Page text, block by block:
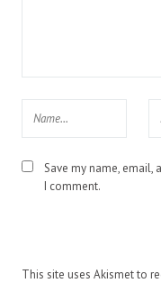
Save my name, email,
I comment.
This site uses Akismet to